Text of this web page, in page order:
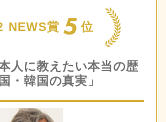
NEWS賞 5 位
人に教えたい本当の歴
・韓国の真実」